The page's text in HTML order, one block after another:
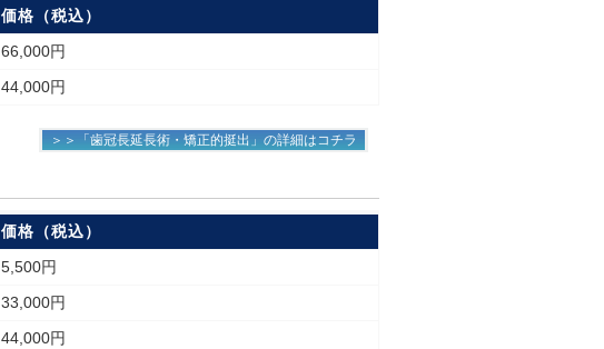
価格（税込）
66,000円
44,000円
＞＞「歯冠長延長術・矯正的挺出」の詳細はコチラ
価格（税込）
5,500円
33,000円
44,000円